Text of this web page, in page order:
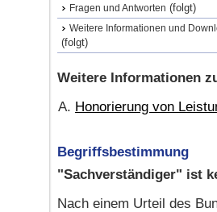
Fragen und Antworten (folgt)
Weitere Informationen und
(folgt)
Weitere Informationen
Honorierung von
Begriffsbestimmung
"Sachverständiger" ist
Nach einem Urteil des